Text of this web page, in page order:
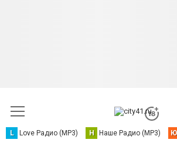
L Love Радио (MP3) Н Наше Радио (MP3) Ю